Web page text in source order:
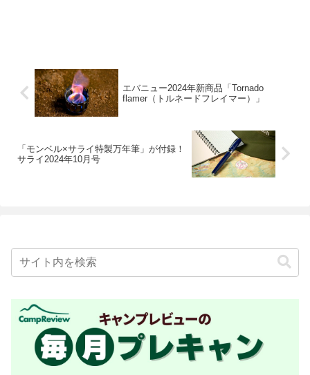
エバニュー2024年新商品「Tornado
flamer（トルネードフレイマー）」
「モンベル×サライ特製万年筆」が付録！
サライ2024年10月号